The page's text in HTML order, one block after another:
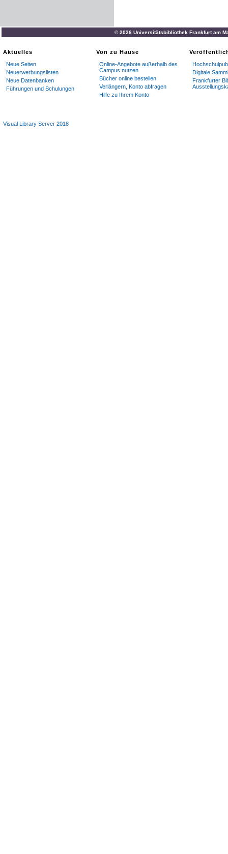
© 2026 Universitätsbibliothek Frankfurt am
Aktuelles
Neue Seiten
Neuerwerbungslisten
Neue Datenbanken
Führungen und Schulungen
Von zu Hause
Online-Angebote außerhalb des
Campus nutzen
Bücher online bestellen
Verlängern, Konto abfragen
Hilfe zu Ihrem Konto
Digitale
Frankfurter
Visual Library Server 2018